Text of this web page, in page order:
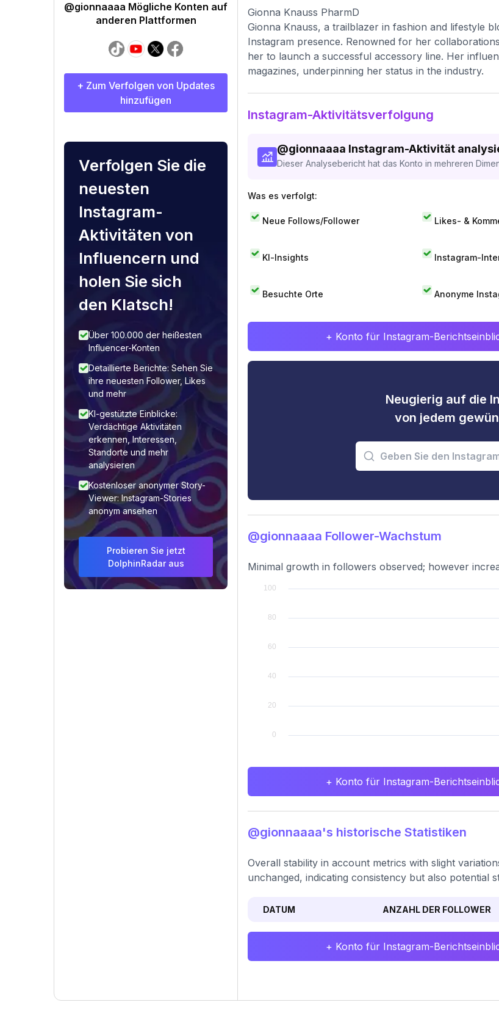
@gionnaaaa Mögliche Konten auf
anderen Plattformen
+ Zum Verfolgen von Updates
hinzufügen
Verfolgen Sie die
neuesten
Instagram-
Aktivitäten von
Influencern und
holen Sie sich
den Klatsch!
Über 100.000 der heißesten
Influencer-Konten
Detaillierte Berichte: Sehen Sie
ihre neuesten Follower, Likes
und mehr
KI-gestützte Einblicke:
Verdächtige Aktivitäten
erkennen, Interessen,
Standorte und mehr
analysieren
Kostenloser anonymer Story-
Viewer: Instagram-Stories
anonym ansehen
Probieren Sie jetzt
DolphinRadar aus
Gionna Knauss PharmD
Gionna Knauss, a trailblazer in fashion and lifestyle
Instagram presence. Renowned for her
her to launch a successful accessory line. Her
magazines, underpinning her status in the industry.
Instagram-Aktivitätsverfolgung
@gionnaaaa Instagram-Aktivität
Dieser Analysebericht hat das Konto in mehreren
Was es verfolgt:
Neue Follows/Follower Likes- &
KI-Insights Instagram-
Besuchte Orte Anonyme
+ Konto für Instagram-
Neugierig auf die
von jedem
@gionnaaaa Follower-Wachstum
Minimal growth in followers observed; however
+ Konto für Instagram-
@gionnaaaa's historische Statistiken
Overall stability in account metrics with slight
unchanged, indicating consistency but also potential
DATUM ANZAHL DER FOLLOWER
+ Konto für Instagram-